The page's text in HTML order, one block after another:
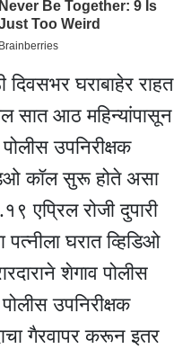
दिवसभर घराबाहेर राहत
सात आठ महिन्यांपासून
उपनिरीक्षक
कॉल सुरू होते असा
एप्रिल रोजी दुपारी
घरात व्हिडिओ
शेगाव पोलीस
उपनिरीक्षक
गैरवापर करून इतर